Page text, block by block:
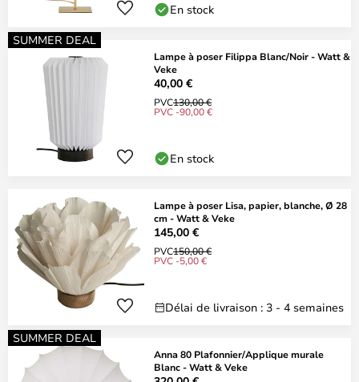
En stock
SUMMER DEAL
Lampe à poser Filippa Blanc/Noir - Watt &
Veke
40,00 €
PVC130,00 €
PVC -90,00 €
En stock
Lampe à poser Lisa, papier, blanche, Ø 28
cm - Watt & Veke
145,00 €
PVC150,00 €
PVC -5,00 €
Délai de livraison : 3 - 4 semaines
SUMMER DEAL
Anna 80 Plafonnier/Applique murale
Blanc - Watt & Veke